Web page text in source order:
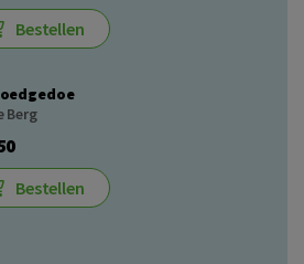
Bestellen
Berg
Bestellen